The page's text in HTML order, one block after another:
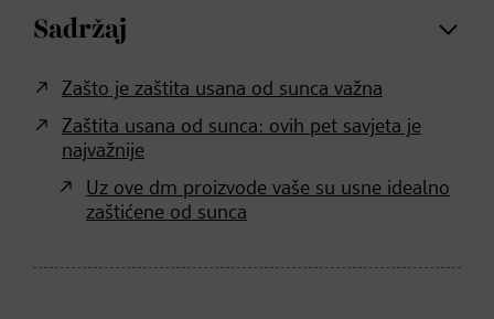
Sadržaj
Zašto je zaštita usana od sunca važna
Zaštita usana od sunca: ovih pet savjeta je
najvažnije
Uz ove dm proizvode vaše su usne idealno
zaštićene od sunca